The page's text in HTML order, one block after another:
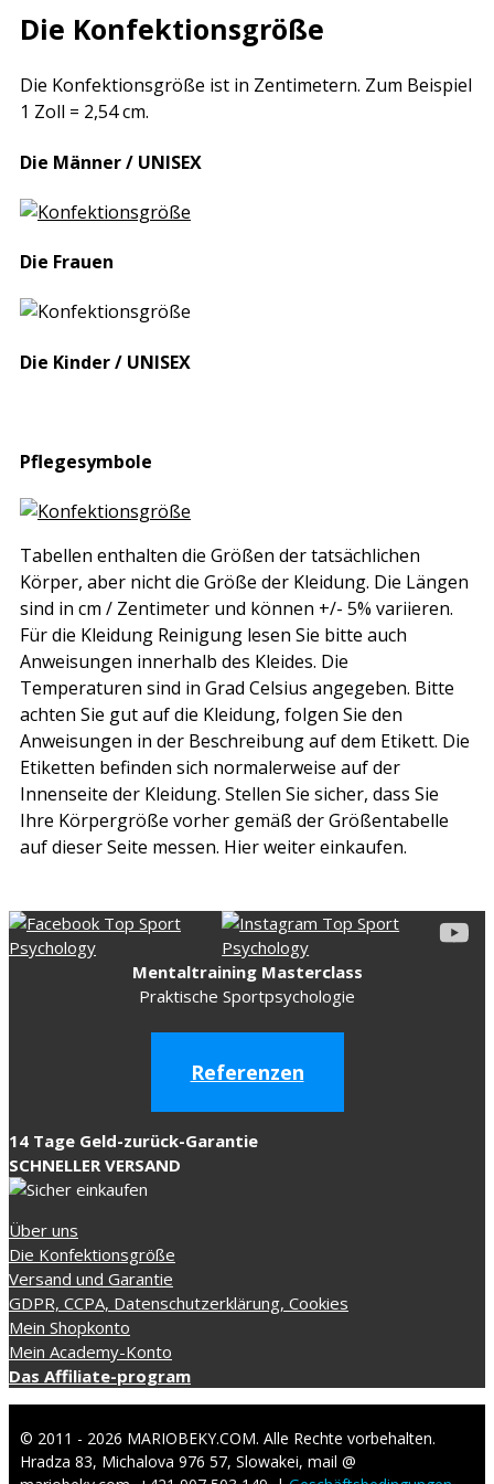
Die Konfektionsgröße
Die Konfektionsgröße ist in Zentimetern. Zum Beispiel
1 Zoll = 2,54 cm.
Die Männer / UNISEX
Die Frauen
Die Kinder / UNISEX
Pflegesymbole
Tabellen enthalten die Größen der tatsächlichen
Körper, aber nicht die Größe der Kleidung. Die Längen
sind in cm / Zentimeter und können +/- 5% variieren.
Für die Kleidung Reinigung lesen Sie bitte auch
Anweisungen innerhalb des Kleides. Die
Temperaturen sind in Grad Celsius angegeben. Bitte
achten Sie gut auf die Kleidung, folgen Sie den
Anweisungen in der Beschreibung auf dem Etikett. Die
Etiketten befinden sich normalerweise auf der
Innenseite der Kleidung. Stellen Sie sicher, dass Sie
Ihre Körpergröße vorher gemäß der Größentabelle
auf dieser Seite messen. Hier weiter einkaufen.
Mentaltraining Masterclass
Praktische Sportpsychologie
Referenzen
14 Tage Geld-zurück-Garantie
SCHNELLER VERSAND
Über uns
Die Konfektionsgröße
Versand und Garantie
GDPR, CCPA, Datenschutzerklärung, Cookies
Mein Shopkonto
Mein Academy-Konto
Das Affiliate-program
© 2011 - 2026 MARIOBEKY.COM. Alle Rechte vorbehalten.
Hradza 83, Michalova 976 57, Slowakei, mail @